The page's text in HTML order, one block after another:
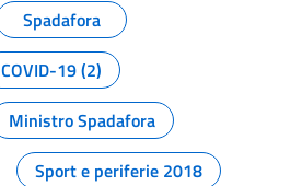
Spadafora
COVID-19 (2)
Ministro Spadafora
Sport e periferie 2018